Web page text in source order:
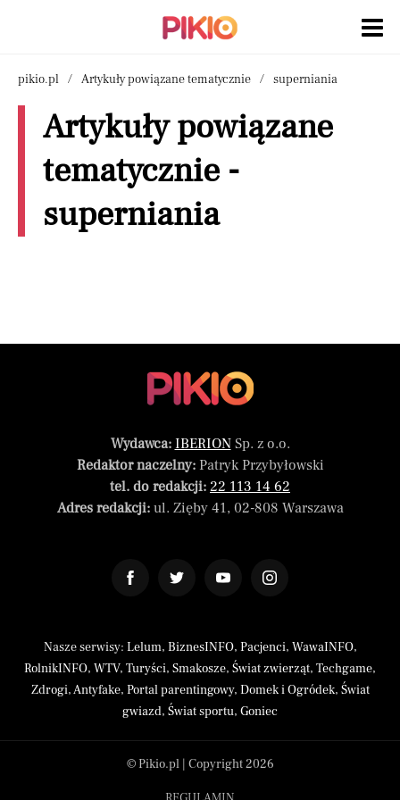
pikio.pl Artykuły powiązane tematycznie superniania
Artykuły powiązane
tematycznie -
superniania
Wydawca: IBERIONSp. z o.o.
Redaktor naczelny:Patryk Przybyłowski
tel. do redakcji: 22 113 14 62
Adres redakcji:ul. Zięby 41, 02-808 Warszawa
Nasze serwisy: Lelum, BiznesINFO, Pacjenci, WawaINFO,
RolnikINFO, WTV, Turyści, Smakosze, Świat zwierząt, Techgame,
Zdrogi,Antyfake, Portal parentingowy, Domek i Ogródek, Świat
gwiazd, Świat sportu, Goniec
© Pikio.pl | Copyright 2026